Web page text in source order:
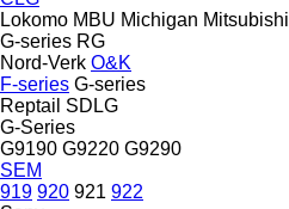
Lokomo MBU Michigan Mitsubishi
G-series RG
Nord-Verk O&K
F-series G-series
Reptail SDLG
G-Series
G9190 G9220 G9290
SEM
919 920 921 922